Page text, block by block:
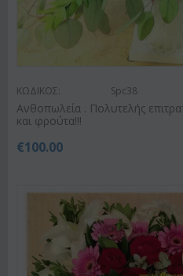
ΚΩΔΙΚΟΣ: Spc38
Ανθοπωλεία . Πολυτελής
και φρούτα!!!
€100.00